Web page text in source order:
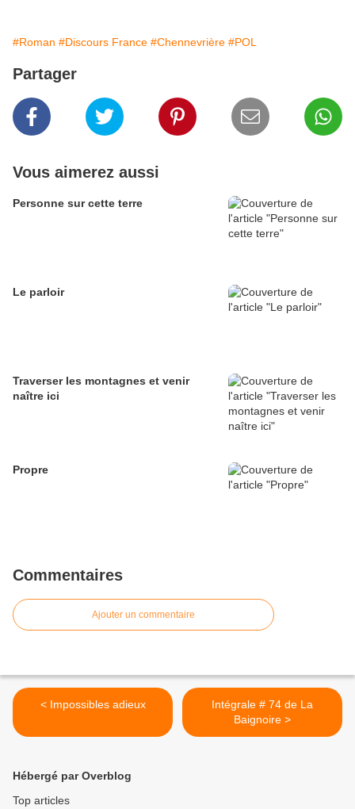
#Roman #Discours France #Chennevrière #POL
Partager
Vous aimerez aussi
Personne sur cette terre
Le parloir
Traverser les montagnes et venir
naître ici
Propre
Commentaires
Ajouter un commentaire
< Impossibles adieux
Intégrale # 74 de La
Baignoire >
Hébergé par Overblog
Top articles